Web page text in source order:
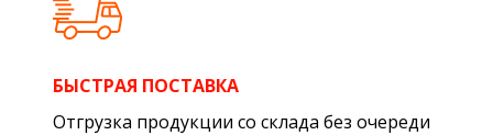
БЫСТРАЯ ПОСТАВКА
Отгрузка продукции со склада без очереди